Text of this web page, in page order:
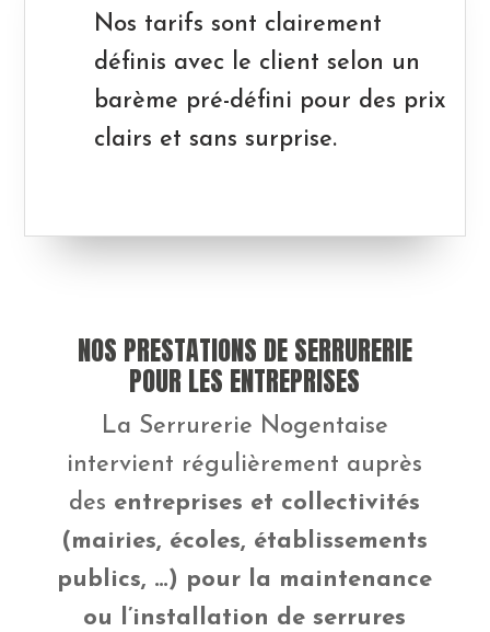
Nos tarifs sont clairement
définis avec le client selon un
barème pré-défini pour des prix
clairs et sans surprise.
NOS PRESTATIONS DE SERRURERIE
POUR LES ENTREPRISES
La Serrurerie Nogentaise
intervient régulièrement auprès
des entreprises et collectivités
(mairies, écoles, établissements
publics, …) pour la maintenance
ou l’installation de serrures